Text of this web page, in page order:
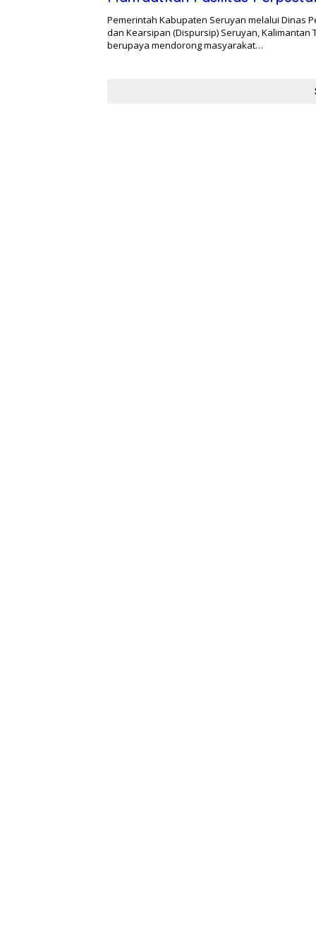
Pemerintah Kabupaten Seruyan melalui Dinas
dan Kearsipan (Dispursip) Seruyan, Kalimantan
berupaya mendorong masyarakat…